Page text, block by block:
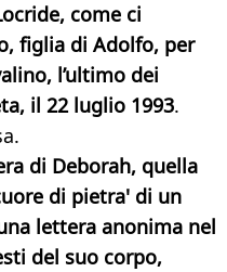
come ci
figlia di Adolfo, per
l’ultimo dei
il 22 luglio 1993.
di Deborah, quella
di pietra' di un
lettera anonima nel
del suo corpo,